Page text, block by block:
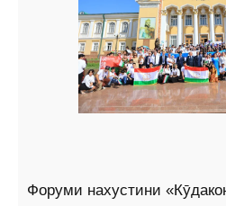
Форуми нахустини